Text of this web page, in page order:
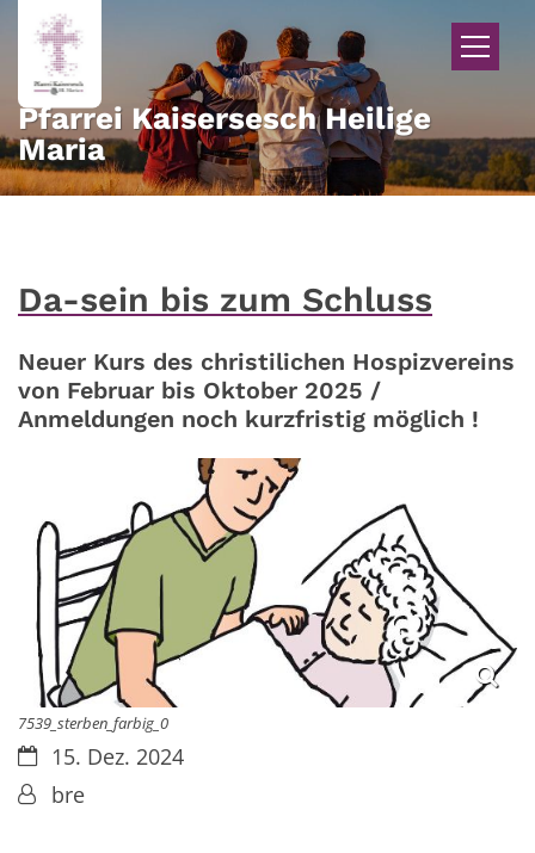
Zum Inhalt springen
Pfarrei Kaisersesch Heilige
Maria
Da-sein bis zum Schluss
Neuer Kurs des christilichen Hospizvereins
von Februar bis Oktober 2025 /
Anmeldungen noch kurzfristig möglich !
7539_sterben_farbig_0
Datum:15. Dez. 2024
Von:bre